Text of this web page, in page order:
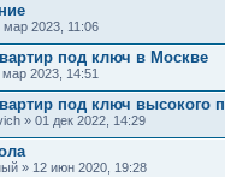
мар 2023, 11:06
под ключ в Москве
мар 2023, 14:51
под ключ высокого
» 01 дек 2022, 14:29
» 12 июн 2020, 19:28